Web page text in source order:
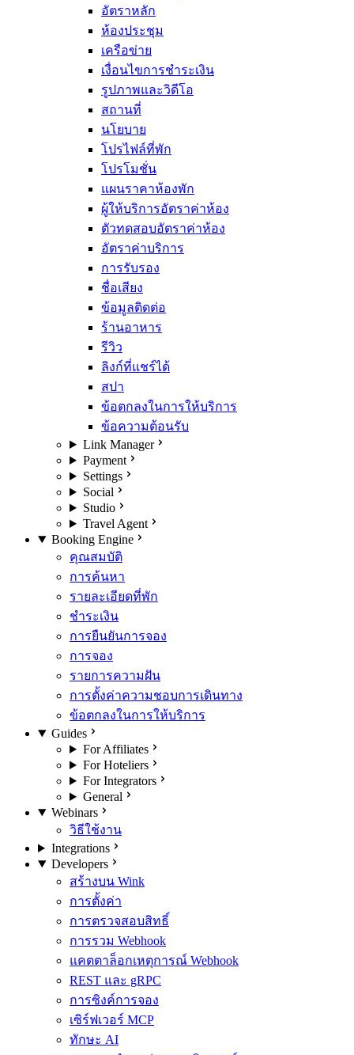
อัตราหลัก
ห้องประชุม
เครือข่าย
เงื่อนไขการชำระเงิน
รูปภาพและวิดีโอ
สถานที่
นโยบาย
โปรไฟล์ที่พัก
โปรโมชั่น
แผนราคาห้องพัก
ผู้ให้บริการอัตราค่าห้อง
ตัวทดสอบอัตราค่าห้อง
อัตราค่าบริการ
การรับรอง
ชื่อเสียง
ข้อมูลติดต่อ
ร้านอาหาร
รีวิว
ลิงก์ที่แชร์ได้
สปา
ข้อตกลงในการให้บริการ
ข้อความต้อนรับ
Link Manager
Payment
Settings
Social
Studio
Travel Agent
Booking Engine
คุณสมบัติ
การค้นหา
รายละเอียดที่พัก
ชำระเงิน
การยืนยันการจอง
การจอง
รายการความฝัน
การตั้งค่าความชอบการเดินทาง
ข้อตกลงในการให้บริการ
Guides
For Affiliates
For Hoteliers
For Integrators
General
Webinars
วิธีใช้งาน
Integrations
Developers
สร้างบน Wink
การตั้งค่า
การตรวจสอบสิทธิ์
การรวม Webhook
แคตตาล็อกเหตุการณ์ Webhook
REST และ gRPC
การซิงค์การจอง
เซิร์ฟเวอร์ MCP
ทักษะ AI